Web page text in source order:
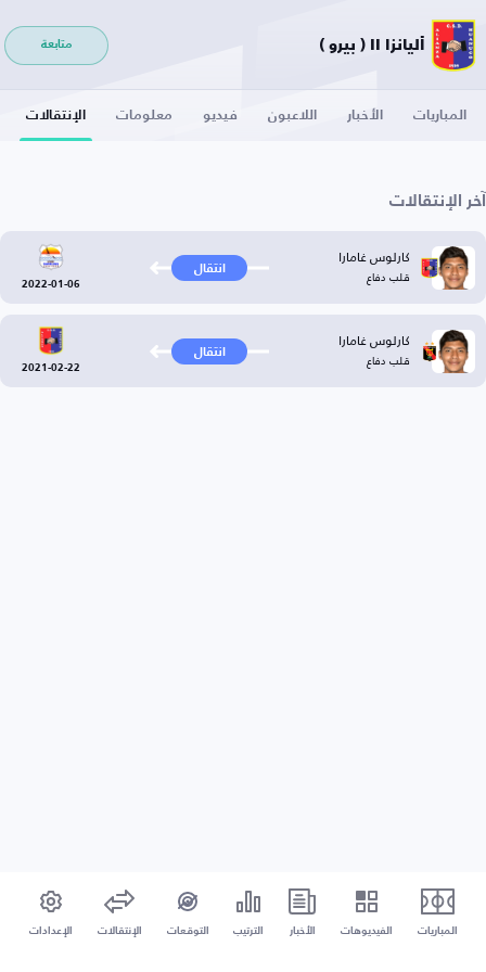
أليانزا II ( بيرو ) متابعة
المباريات الأخبار اللاعبون فيديو معلومات الإنتقالات
آخر الإنتقالات
كارلوس غامارا
قلب دفاع انتقال
2022-01-06
كارلوس غامارا
قلب دفاع انتقال
2021-02-22
المباريات الفيديوهات الأخبار الترتيب التوقعات الإنتقالات الإعدادات